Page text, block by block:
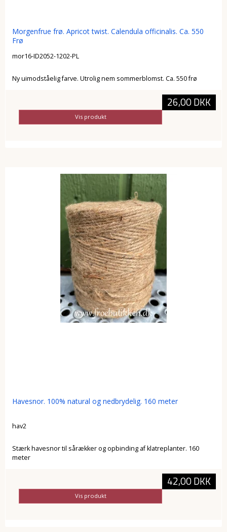
Morgenfrue frø. Apricot twist. Calendula officinalis. Ca. 550
Frø
mor16-ID2052-1202-PL
Ny uimodståelig farve. Utrolig nem sommerblomst. Ca. 550 frø
26,00 DKK
Vis produkt
Havesnor. 100% natural og nedbrydelig. 160 meter
hav2
Stærk havesnor til sårækker og opbinding af klatreplanter. 160
meter
42,00 DKK
Vis produkt